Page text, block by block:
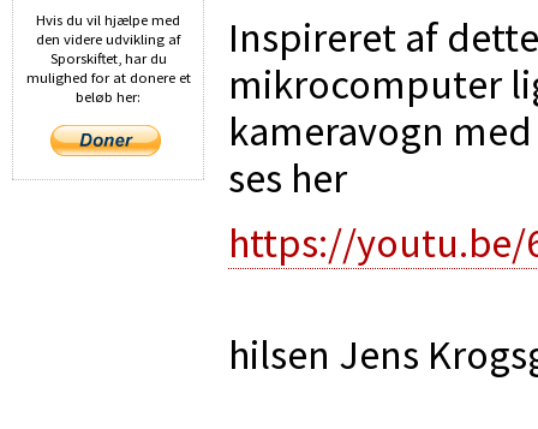
Inspireret af
mikrocomputer
kameravogn
ses her
https://youtu.be/
hilsen Jens
Hvis du vil hjælpe med
den videre udvikling af
Sporskiftet, har du
mulighed for at donere et
beløb her: